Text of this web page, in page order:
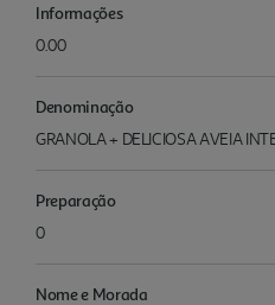
Informações
0.00
Denominação
GRANOLA + DELICIOSA AVEIA
Preparação
0
Nome e Morada